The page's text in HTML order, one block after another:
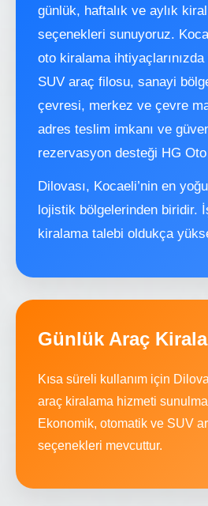
günlük, haftalık ve aylık
seçenekleri sunuyoruz.
oto kiralama
SUV araç filosu, sanayi
çevresi, merkez ve çevre
adres teslim imkanı ve
rezervasyon desteği HG Oto
Dilovası, Kocaeli’nin en
lojistik bölgelerinden biridir.
kiralama talebi oldukça
Günlük Araç
Kısa süreli kullanım için
araç kiralama hizmeti
Ekonomik, otomatik ve SUV
seçenekleri mevcuttur.